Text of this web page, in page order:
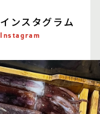
インスタグラム
Instagram